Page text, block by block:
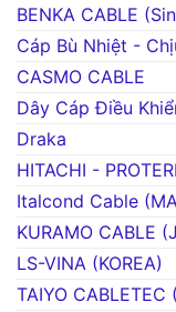
BENKA CABLE
Cáp Bù Nhiệt -
CASMO CABLE
Dây Cáp Điều
Draka
HITACHI -
Italcond Cable
KURAMO CABLE
LS-VINA (KOREA)
TAIYO CABLETEC